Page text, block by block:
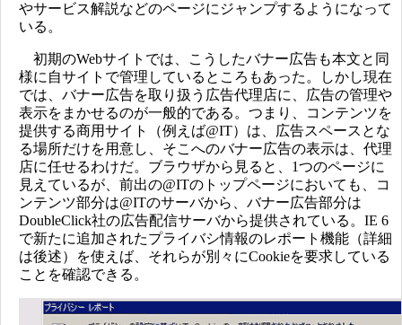
やサービス解説などのページにジャンプするようになって
いる。
初期のWebサイトでは、こうしたバナー広告も本文と同
様に自サイトで管理しているところもあった。しかし現在
では、バナー広告を取り扱う広告代理店に、広告の管理や
表示をまかせるのが一般的である。つまり、コンテンツを
提供する商用サイト（例えば@IT）は、広告スペースとな
る場所だけを用意し、そこへのバナー広告の表示は、代理
店に任せるわけだ。ブラウザから見ると、1つのページに
見えているが、前出の@ITのトップページにおいても、コ
ンテンツ部分は@ITのサーバから、バナー広告部分は
DoubleClick社の広告配信サーバから提供されている。IE 6
で新たに追加されたプライバシ情報のレポート機能（詳細
は後述）を使えば、それらが別々にCookieを要求している
ことを確認できる。